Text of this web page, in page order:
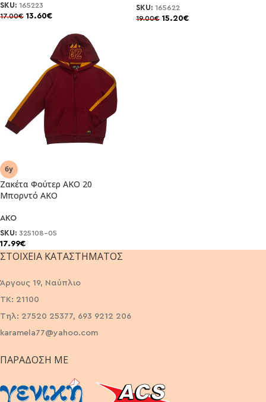
SKU: 165223
17.00€ 13.60€
SKU: 165622
19.00€ 15.20€
Ζακέτα Φούτερ AKO 20
Μπορντό AKO
AKO
SKU: 325108-05
17.99€
ΣΤΟΙΧΕΊΑ ΚΑΤΑΣΤΉΜΑΤΟΣ
Άργους 19, Ναύπλιο
ΤΚ: 21100
Τηλ: 27520 25377, 693 9212 206
karamela77@yahoo.com
ΠΑΡΆΔΟΣΗ ΜΕ